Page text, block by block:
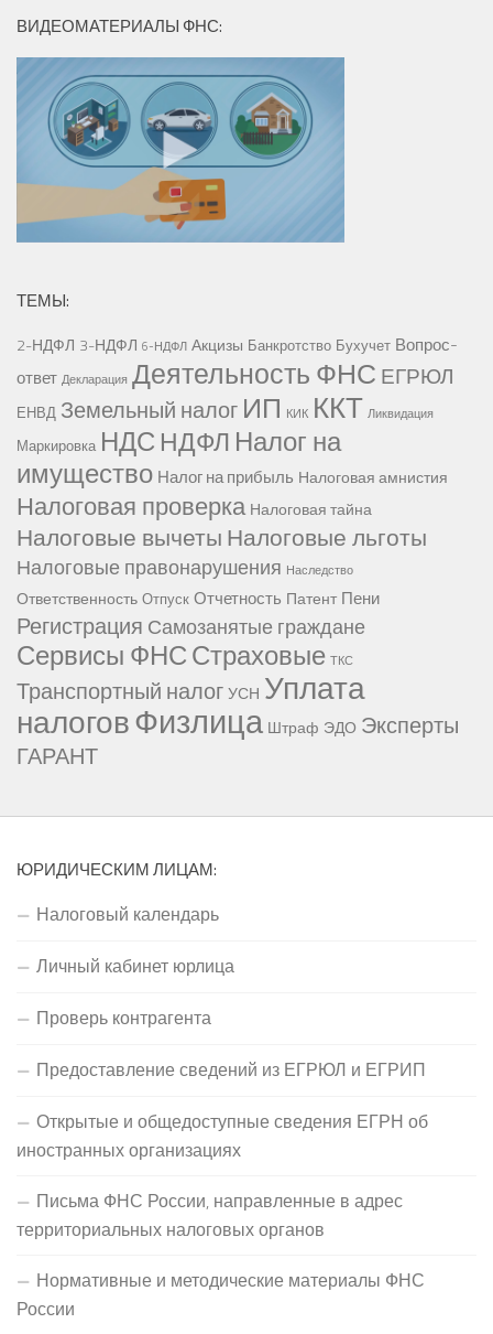
ВИДЕОМАТЕРИАЛЫ ФНС:
ТЕМЫ:
2-НДФЛ 3-НДФЛ 6-НДФЛ Акцизы Банкротство Бухучет Вопрос-
ответ Декларация Деятельность ФНС ЕГРЮЛ
ЕНВД Земельный налог ИП КИК ККТ Ликвидация
Маркировка НДС НДФЛ Налог на
имущество Налог на прибыль Налоговая амнистия
Налоговая проверка Налоговая тайна
Налоговые вычетыНалоговые льготы
Налоговые правонарушения Наследство
Ответственность Отпуск Отчетность Патент Пени
Регистрация Самозанятые граждане
Сервисы ФНССтраховые ТКС
Транспортный налогУСН Уплата
налоговФизлица Штраф ЭДО Эксперты
ГАРАНТ
ЮРИДИЧЕСКИМ ЛИЦАМ:
Налоговый календарь
Личный кабинет юрлица
Проверь контрагента
Предоставление сведений из ЕГРЮЛ и ЕГРИП
Открытые и общедоступные сведения ЕГРН об
иностранных организациях
Письма ФНС России, направленные в адрес
территориальных налоговых органов
Нормативные и методические материалы ФНС
России